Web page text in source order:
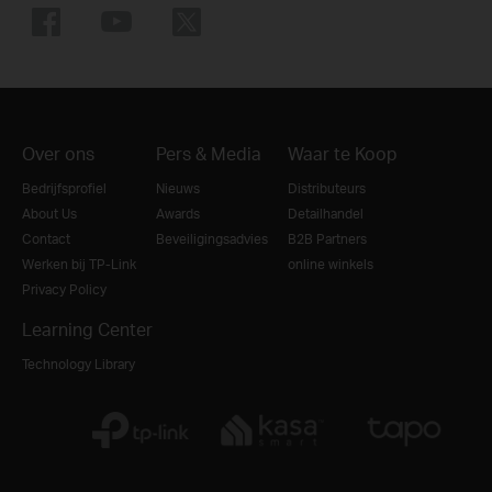
Over ons
Bedrijfsprofiel
About Us
Contact
Werken bij TP-Link
Privacy Policy
Pers & Media
Nieuws
Awards
Beveiligingsadvies
Waar te Koop
Distributeurs
Detailhandel
B2B Partners
online winkels
Learning Center
Technology Library